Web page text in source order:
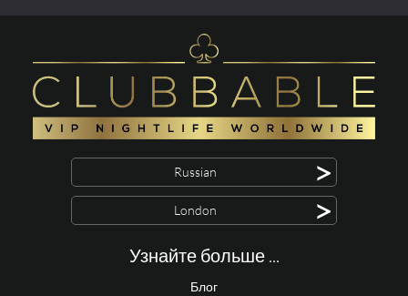
Russian >
London >
Узнайте больше ...
Блог